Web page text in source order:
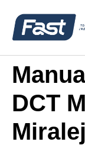
DCT